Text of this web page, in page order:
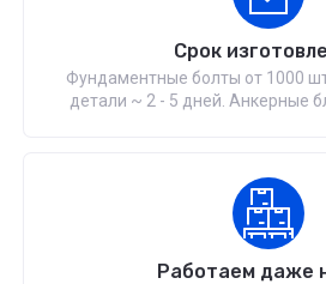
Срок
Фундаментные болты от 1000
детали ~ 2 - 5 дней. Анкерные
Работаем даже